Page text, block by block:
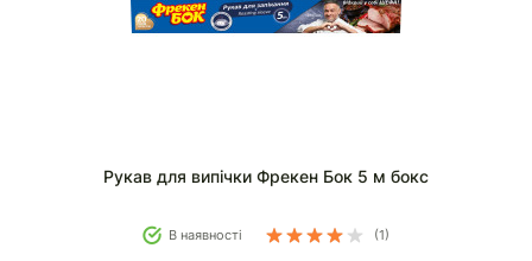
Рукав для випічки Фрекен Бок 5 м бокс
В наявності (1)